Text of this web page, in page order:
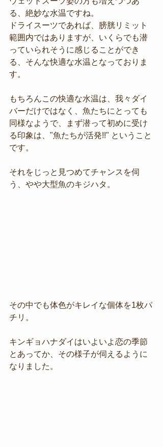
る、絶妙な水温ですね。
ドライスーツであれば、膀胱リミット
範囲内ではありますが、いくらでも潜
っていられそうに感じることができ
る、そんな快適な水温となっておりま
す。
もちろんこの快適な水温は、我々ダイ
バーだけではなく、魚たちにとっても
同様なようで、まず潜って初めに受け
る印象は、"魚たちが活発!!" ということ
です。
それをじっと見つめてチャンスを伺
う、やや大型魚のキジハタ。
その中でも体色がキレイな個体を1枚パ
チリ。
キンギョハナダイはいよいよ恋の季節
とあってか、その様子が伺えるように
なりました。